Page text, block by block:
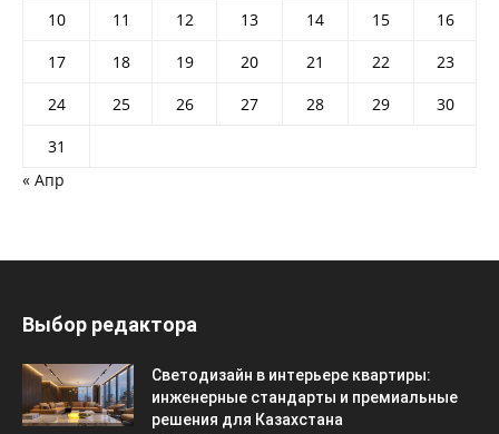
10
11 12 13 14 15
16
17
18 19 20 21 22
23
24
25 26 27 28 29
30
31
« Апр
Выбор редактора
Светодизайн в интерьере квартиры:
инженерные стандарты и премиальные
решения для Казахстана